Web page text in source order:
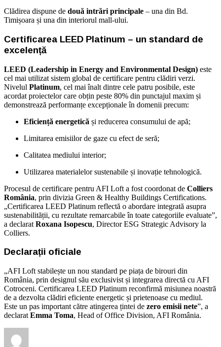
Clădirea dispune de două intrări principale – una din Bd.
Timișoara și una din interiorul mall-ului.
Certificarea LEED Platinum – un standard de
excelență
LEED (Leadership in Energy and Environmental Design) este
cel mai utilizat sistem global de certificare pentru clădiri verzi.
Nivelul Platinum, cel mai înalt dintre cele patru posibile, este
acordat proiectelor care obțin peste 80% din punctajul maxim și
demonstrează performanțe excepționale în domenii precum:
Eficiență energetică și reducerea consumului de apă;
Limitarea emisiilor de gaze cu efect de seră;
Calitatea mediului interior;
Utilizarea materialelor sustenabile și inovație tehnologică.
Procesul de certificare pentru AFI Loft a fost coordonat de Colliers
România, prin divizia Green & Healthy Buildings Certifications.
„Certificarea LEED Platinum reflectă o abordare integrată asupra
sustenabilității, cu rezultate remarcabile în toate categoriile evaluate”,
a declarat Roxana Isopescu, Director ESG Strategic Advisory la
Colliers.
Declarații oficiale
„AFI Loft stabilește un nou standard pe piața de birouri din
România, prin designul său exclusivist și integrarea directă cu AFI
Cotroceni. Certificarea LEED Platinum reconfirmă misiunea noastră
de a dezvolta clădiri eficiente energetic și prietenoase cu mediul.
Este un pas important către atingerea țintei de zero emisii nete”, a
declarat Emma Toma, Head of Office Division, AFI România.